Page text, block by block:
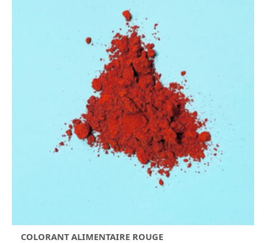
COLORANT ALIMENTAIRE ROUGE